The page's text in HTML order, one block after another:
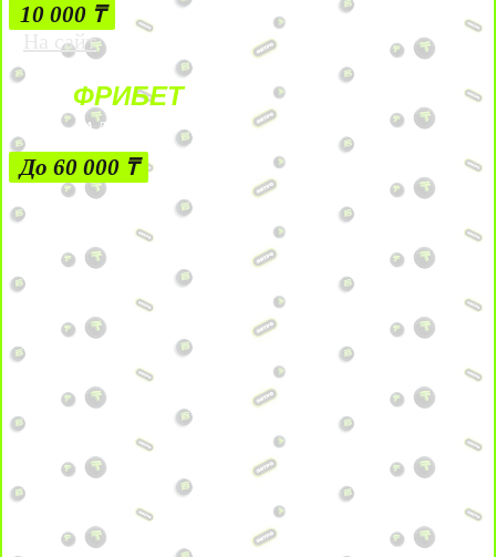
10 000 ₸
На сайт
ФРИБЕТ
ЗА ДЕПОЗИТЫ
До 60 000 ₸